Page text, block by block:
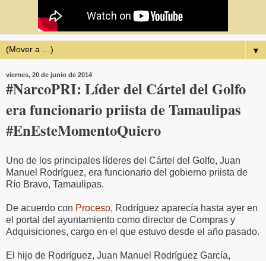
▼
viernes, 20 de junio de 2014
#NarcoPRI: Líder del Cártel del Golfo
era funcionario priista de Tamaulipas
#EnEsteMomentoQuiero
Uno de los principales líderes del Cártel del Golfo, Juan
Manuel Rodríguez, era funcionario del gobierno priista de
Río Bravo, Tamaulipas.
De acuerdo con Proceso, Rodríguez aparecía hasta ayer en
el portal del ayuntamiento como director de Compras y
Adquisiciones, cargo en el que estuvo desde el año pasado.
El hijo de Rodríguez, Juan Manuel Rodríguez García,